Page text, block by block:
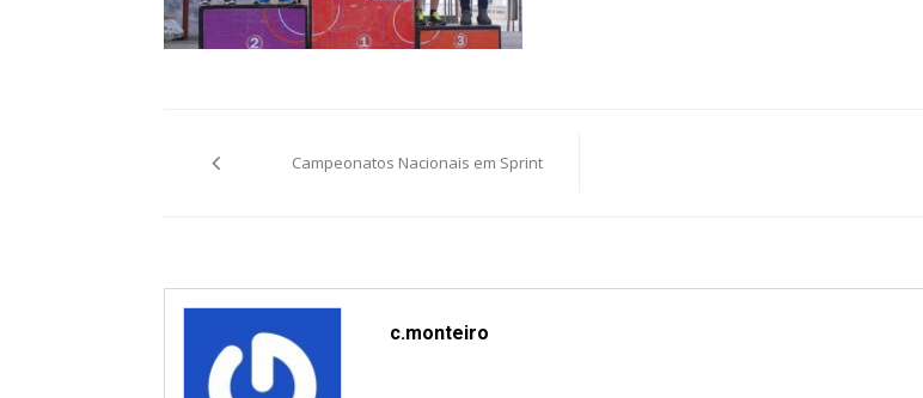
navigationCampeonatos Nacionais em Sprint
c.monteiro